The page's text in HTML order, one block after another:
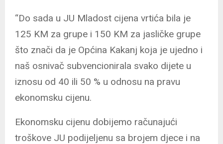
“Do sada u JU Mladost cijena vrtića bila je
125 KM za grupe i 150 KM za jasličke grupe
što znači da je Općina Kakanj koja je ujedno i
naš osnivač subvencionirala svako dijete u
iznosu od 40 ili 50 % u odnosu na pravu
ekonomsku cijenu.
Ekonomsku cijenu dobijemo računajući
troškove JU podijeljenu sa brojem djece i na